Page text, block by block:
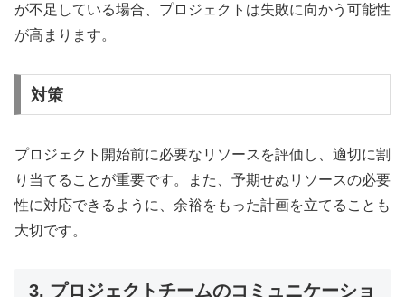
が不足している場合、プロジェクトは失敗に向かう可能性
が高まります。
対策
プロジェクト開始前に必要なリソースを評価し、適切に割
り当てることが重要です。また、予期せぬリソースの必要
性に対応できるように、余裕をもった計画を立てることも
大切です。
3. プロジェクトチームのコミュニケーショ